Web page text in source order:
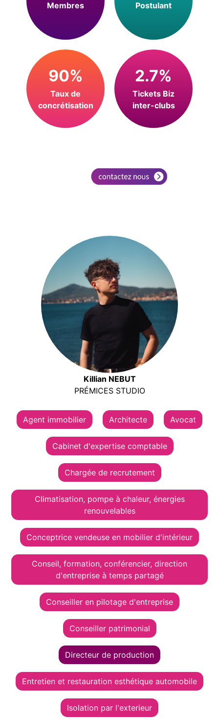
Membres Postulant
90%
Taux de
concrétisation
2.7%
Tickets Biz
inter-clubs
Killian NEBUT
PRÉMICES STUDIO
Agent immobilier Architecte Avocat
Cabinet d'expertise comptable
Chargée de recrutement
Climatisation, pompe à chaleur, énergies
renouvelables
Conceptrice vendeuse en mobilier d'intérieur
Conseil, formation, conférencier, direction
d'entreprise à temps partagé
Conseiller en pilotage d'entreprise
Conseiller patrimonial
Directeur de production
Entretien et restauration esthétique automobile
Isolation par l'exterieur